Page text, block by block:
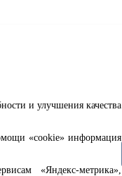
и улучшения качества
«cookie» информация
«Яндекс-метрика»,